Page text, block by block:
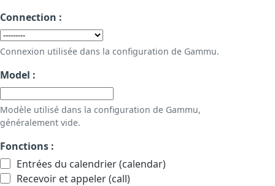
Connection :
Connexion utilisée dans la configuration de Gammu.
Model :
Modèle utilisé dans la configuration de Gammu,
généralement vide.
Fonctions :
Entrées du calendrier (calendar)
Recevoir et appeler (call)